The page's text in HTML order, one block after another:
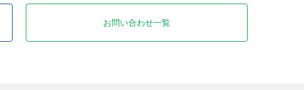
お問い合わせ一覧